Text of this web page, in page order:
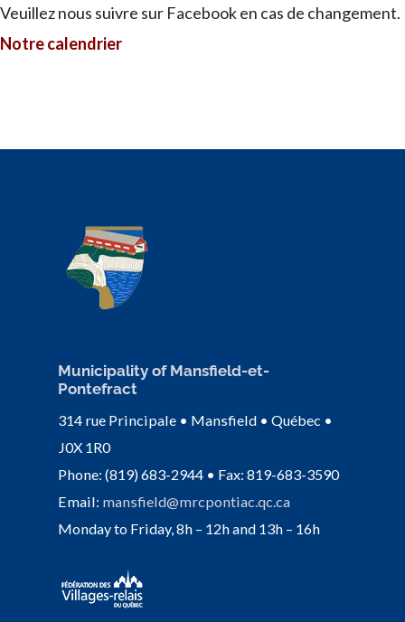
Veuillez nous suivre sur Facebook en cas de changement.
Notre calendrier
Municipality of Mansfield-et-
Pontefract
314 rue Principale • Mansfield • Québec •
J0X 1R0
Phone: (819) 683-2944 • Fax: 819-683-3590
Email: mansfield@mrcpontiac.qc.ca
Monday to Friday, 8h – 12h and 13h – 16h